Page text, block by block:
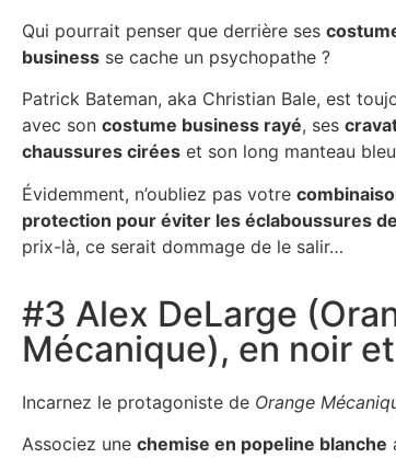
Qui pourrait penser que derrière ses
business se cache un psychopathe ?
Patrick Bateman, aka Christian Bale, est
avec son costume business rayé, ses
chaussures cirées et son long manteau
Évidemment, n’oubliez pas votre
protection pour éviter les éclaboussures
prix-là, ce serait dommage de le salir…
#3 Alex DeLarge
Mécanique), en noir
Incarnez le protagoniste de Orange
Associez une chemise en popeline blanche